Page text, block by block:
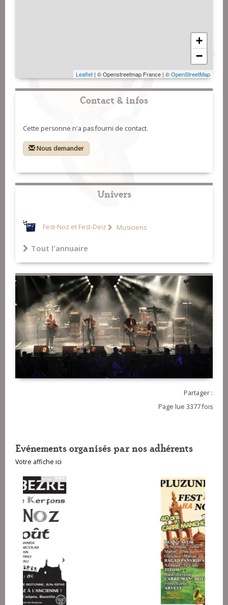
+
−
Leaflet | © Openstreetmap France | ©OpenStreetMap
Contact & infos
Cette personne n'a pas fourni de contact.
Nous demander
Univers
Fest-Noz et Fest-Deiz Musiciens
Tout l'annuaire
Partager :
Page lue 3377 fois
Evénements organisés par nos adhérents
Votre affiche ici